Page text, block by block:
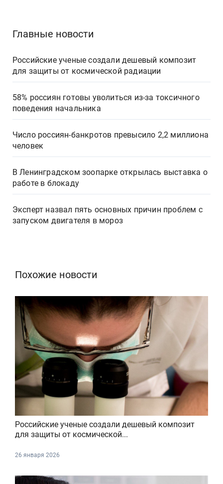
Главные новости
Российские ученые создали дешевый композит
для защиты от космической радиации
58% россиян готовы уволиться из-за токсичного
поведения начальника
Число россиян-банкротов превысило 2,2 миллиона
человек
В Ленинградском зоопарке открылась выставка о
работе в блокаду
Эксперт назвал пять основных причин проблем с
запуском двигателя в мороз
Похожие новости
Российские ученые создали дешевый композит
для защиты от космической...
26 января 2026